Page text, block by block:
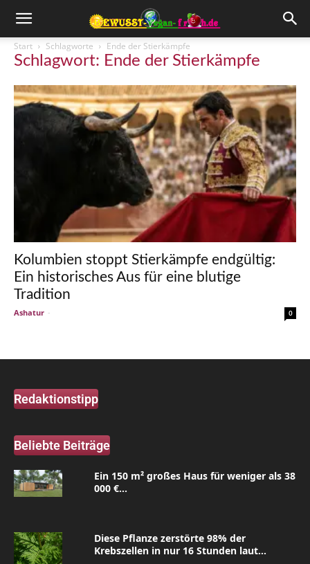
Start Schlagworte Ende der Stierkämpfe
Schlagwort: Ende der Stierkämpfe
Kolumbien stoppt Stierkämpfe endgültig:
Ein historisches Aus für eine blutige
Tradition
Ashatur - 0
Redaktionstipp
Beliebte Beiträge
Ein 150 m² großes Haus für weniger als 38
000 €...
Diese Pflanze zerstörte 98% der
Krebszellen in nur 16 Stunden laut...